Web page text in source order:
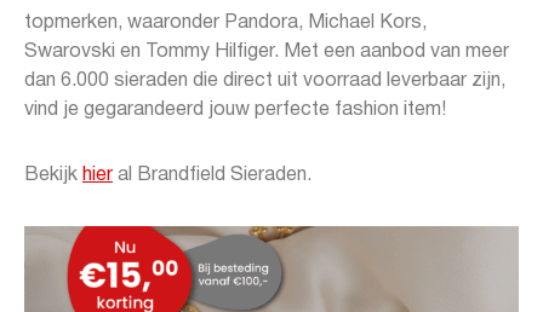
topmerken, waaronder Pandora, Michael Kors,
Swarovski en Tommy Hilfiger. Met een aanbod van meer
dan 6.000 sieraden die direct uit voorraad leverbaar zijn,
vind je gegarandeerd jouw perfecte fashion item!
Bekijk hier al Brandfield Sieraden.